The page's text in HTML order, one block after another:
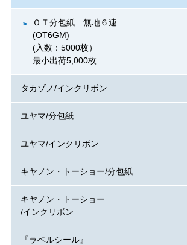
ＯＴ分包紙 無地６連
(OT6GM)
(入数：5000枚）
最小出荷5,000枚
タカゾノ/インクリボン
ユヤマ/分包紙
ユヤマ/インクリボン
キヤノン・トーショー/分包紙
キヤノン・トーショー
/インクリボン
『ラベルシール』